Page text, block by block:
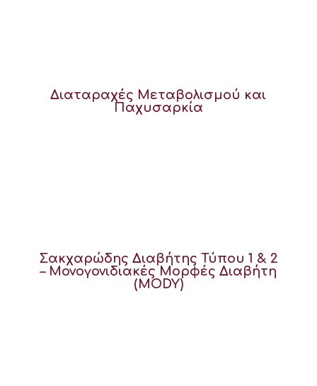
Διαταραχές Μεταβολισμού και
Παχυσαρκία
Σακχαρώδης Διαβήτης Τύπου 1 & 2
– Μονογονιδιακές Μορφές Διαβήτη
(MODY)